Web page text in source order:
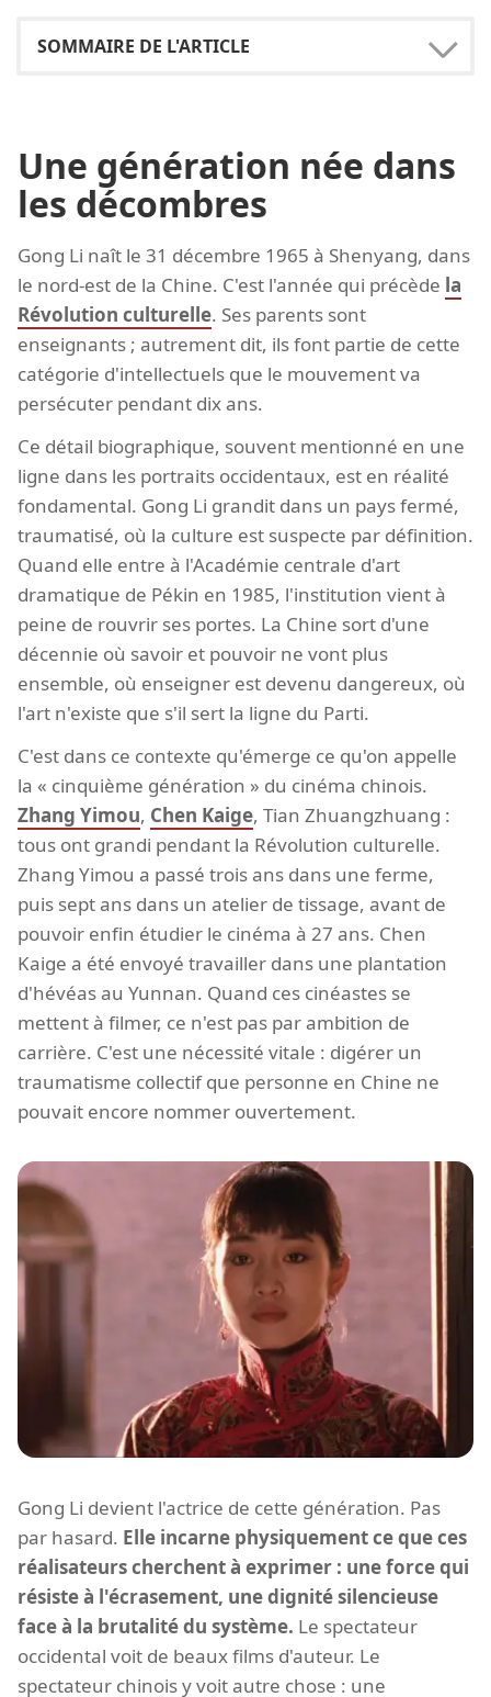
Une génération née dans
les décombres
Gong Li naît le 31 décembre 1965 à Shenyang, dans
le nord-est de la Chine. C'est l'année qui précède la
Révolution culturelle. Ses parents sont
enseignants ; autrement dit, ils font partie de cette
catégorie d'intellectuels que le mouvement va
persécuter pendant dix ans.
Ce détail biographique, souvent mentionné en une
ligne dans les portraits occidentaux, est en réalité
fondamental. Gong Li grandit dans un pays fermé,
traumatisé, où la culture est suspecte par définition.
Quand elle entre à l'Académie centrale d'art
dramatique de Pékin en 1985, l'institution vient à
peine de rouvrir ses portes. La Chine sort d'une
décennie où savoir et pouvoir ne vont plus
ensemble, où enseigner est devenu dangereux, où
l'art n'existe que s'il sert la ligne du Parti.
C'est dans ce contexte qu'émerge ce qu'on appelle
la « cinquième génération » du cinéma chinois.
Zhang Yimou, Chen Kaige, Tian Zhuangzhuang :
tous ont grandi pendant la Révolution culturelle.
Zhang Yimou a passé trois ans dans une ferme,
puis sept ans dans un atelier de tissage, avant de
pouvoir enfin étudier le cinéma à 27 ans. Chen
Kaige a été envoyé travailler dans une plantation
d'hévéas au Yunnan. Quand ces cinéastes se
mettent à filmer, ce n'est pas par ambition de
carrière. C'est une nécessité vitale : digérer un
traumatisme collectif que personne en Chine ne
pouvait encore nommer ouvertement.
Gong Li devient l'actrice de cette génération. Pas
par hasard. Elle incarne physiquement ce que ces
réalisateurs cherchent à exprimer : une force qui
résiste à l'écrasement, une dignité silencieuse
face à la brutalité du système. Le spectateur
occidental voit de beaux films d'auteur. Le
spectateur chinois y voit autre chose : une